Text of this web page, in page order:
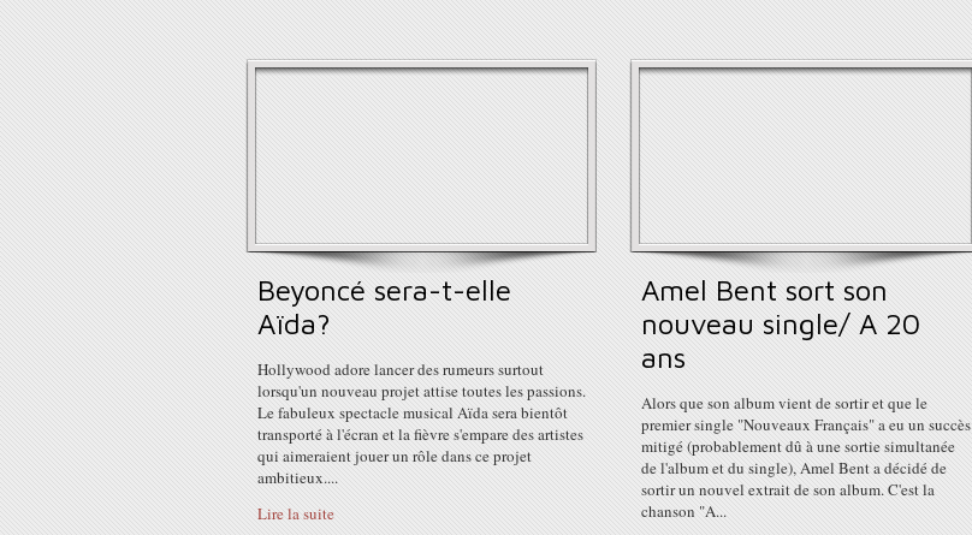
Beyoncé sera-t-elle
Aïda?
Hollywood adore lancer des rumeurs surtout
lorsqu'un nouveau projet attise toutes les passions.
Le fabuleux spectacle musical Aïda sera bientôt
transporté à l'écran et la fièvre s'empare des artistes
qui aimeraient jouer un rôle dans ce projet
ambitieux....
Lire la suite
Amel Bent sort son
nouveau single/ A 20
ans
Alors que son album vient de sortir et que le
premier single "Nouveaux Français" a eu un succès
mitigé (probablement dû à une sortie simultanée
de l'album et du single), Amel Bent a décidé de
sortir un nouvel extrait de son album. C'est la
chanson "A...